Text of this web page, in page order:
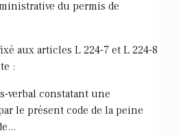
du permis de
aux articles L 224-7 et L 224-8
:
verbal constatant une
le présent code de la peine